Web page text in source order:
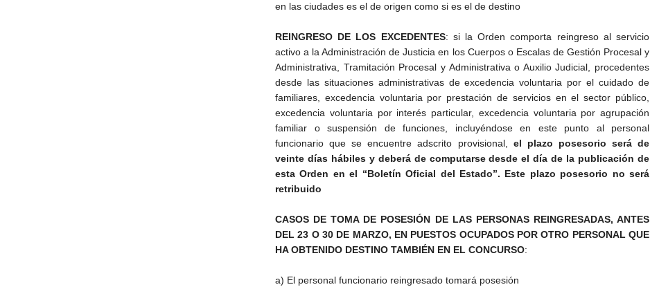
en las ciudades es el de origen como si es el de destino
REINGRESO DE LOS EXCEDENTES: si la Orden comporta reingreso al servicio
activo a la Administración de Justicia en los Cuerpos o Escalas de Gestión Procesal y
Administrativa, Tramitación Procesal y Administrativa o Auxilio Judicial, procedentes
desde las situaciones administrativas de excedencia voluntaria por el cuidado de
familiares, excedencia voluntaria por prestación de servicios en el sector público,
excedencia voluntaria por interés particular, excedencia voluntaria por agrupación
familiar o suspensión de funciones, incluyéndose en este punto al personal
funcionario que se encuentre adscrito provisional, el plazo posesorio será de
veinte días hábiles y deberá de computarse desde el día de la publicación de
esta Orden en el “Boletín Oficial del Estado”. Este plazo posesorio no será
retribuido
CASOS DE TOMA DE POSESIÓN DE LAS PERSONAS REINGRESADAS, ANTES
DEL 23 O 30 DE MARZO, EN PUESTOS OCUPADOS POR OTRO PERSONAL QUE
HA OBTENIDO DESTINO TAMBIÉN EN EL CONCURSO:
a) El personal funcionario reingresado tomará posesión